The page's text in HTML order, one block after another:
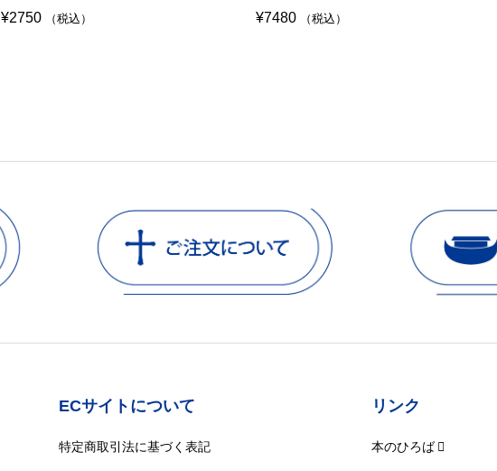
¥2750 （税込） ¥7480 （税込）
ECサイトについて
特定商取引法に基づく表記
リンク
本のひろば